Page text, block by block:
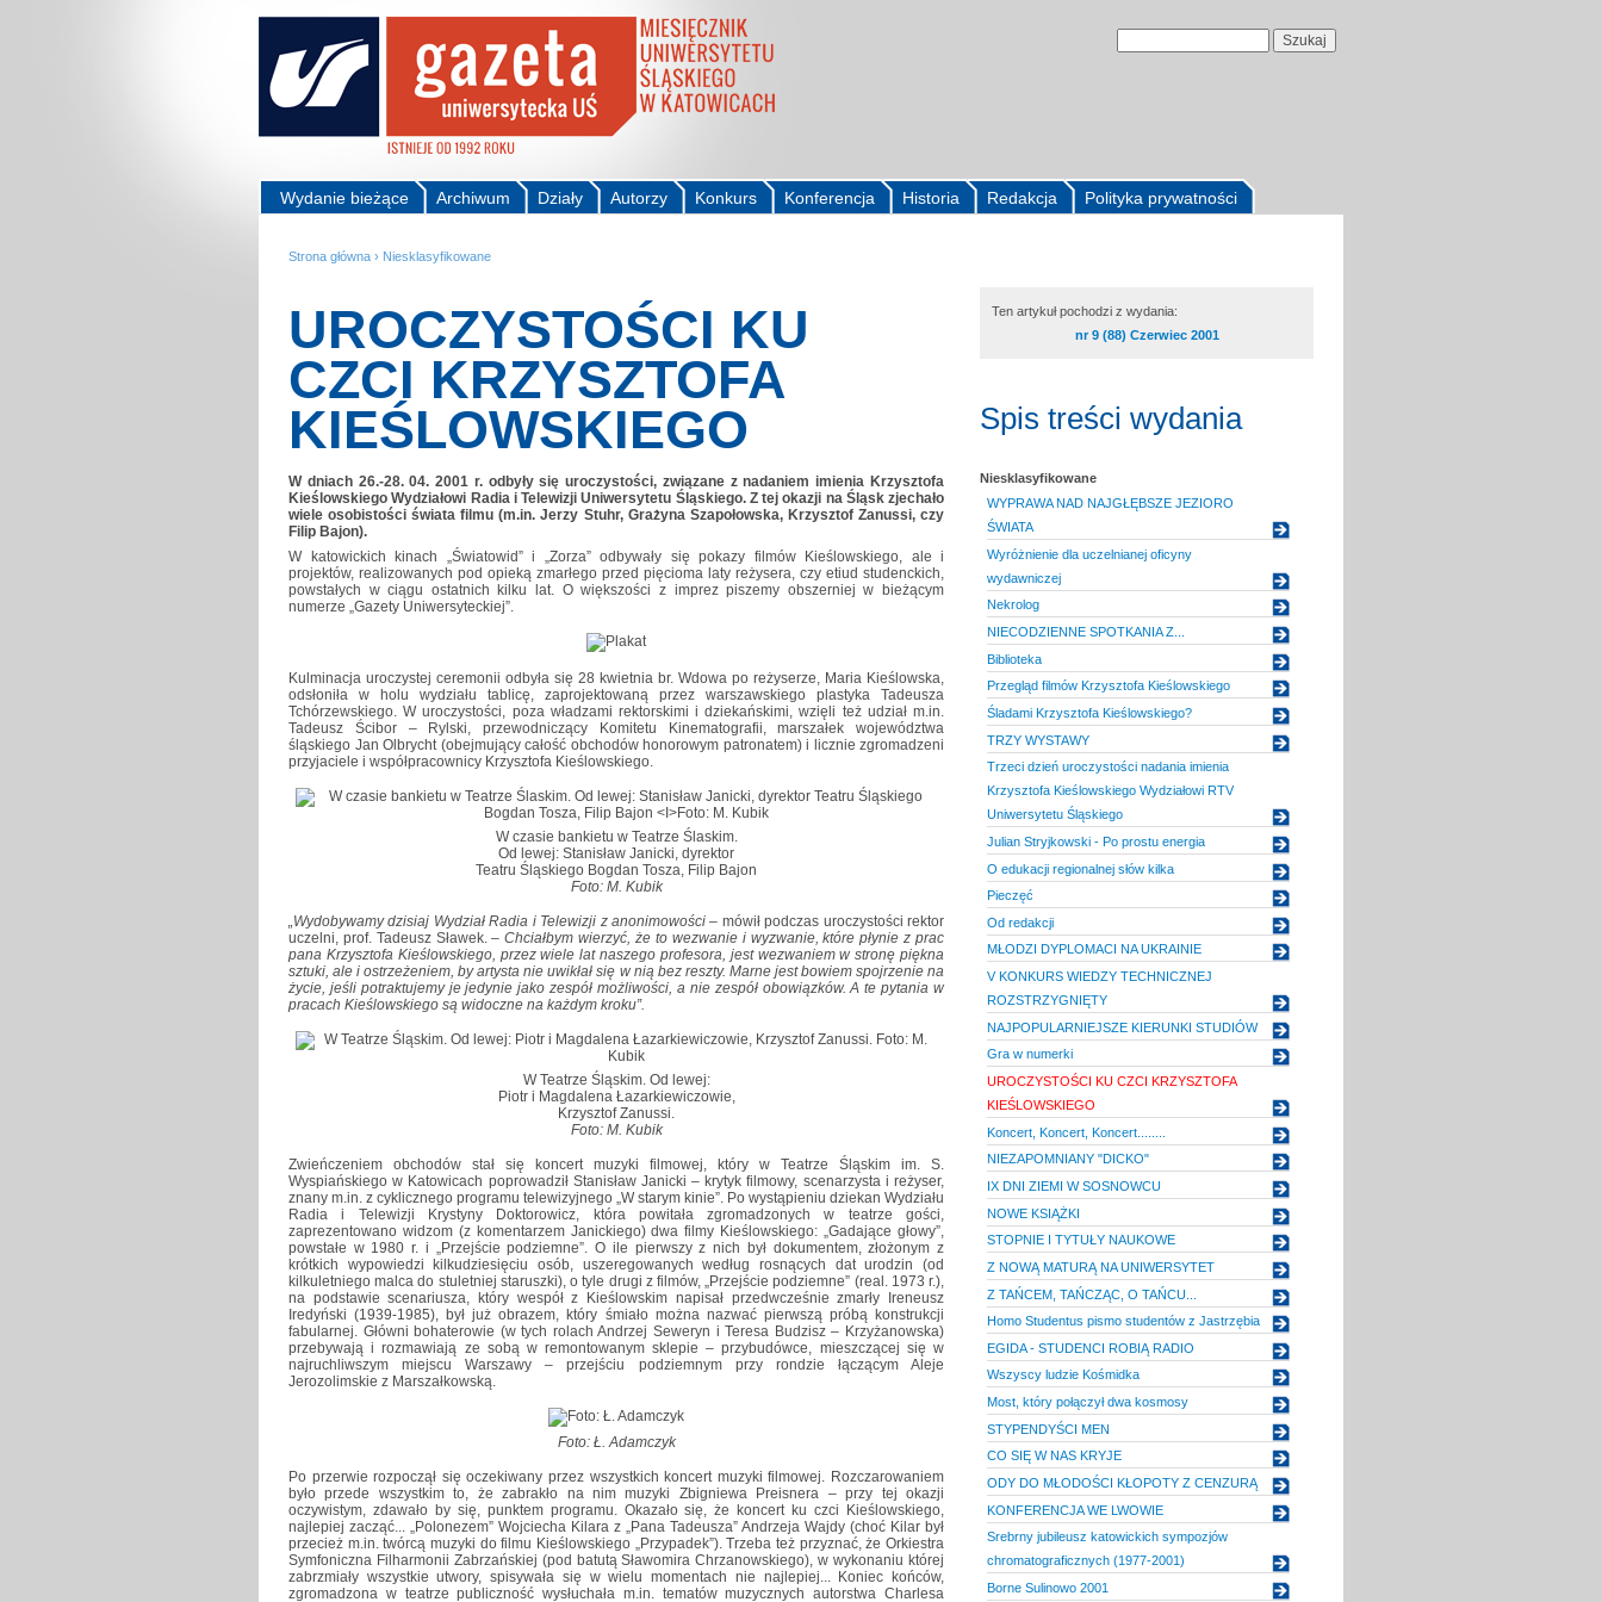
Polityka prywatności
Redakcja
Historia
Konferencja
Konkurs
Autorzy
Działy
Archiwum
Wydanie bieżące
Strona główna › Niesklasyfikowane
UROCZYSTOŚCI KU
CZCI KRZYSZTOFA
KIEŚLOWSKIEGO
W dniach 26.-28. 04. 2001 r. odbyły się uroczystości, związane z nadaniem imienia Krzysztofa
Kieślowskiego Wydziałowi Radia i Telewizji Uniwersytetu Śląskiego. Z tej okazji na Śląsk zjechało
wiele osobistości świata filmu (m.in. Jerzy Stuhr, Grażyna Szapołowska, Krzysztof Zanussi, czy
Filip Bajon).
W katowickich kinach „Światowid” i „Zorza” odbywały się pokazy filmów Kieślowskiego, ale i
projektów, realizowanych pod opieką zmarłego przed pięcioma laty reżysera, czy etiud studenckich,
powstałych w ciągu ostatnich kilku lat. O większości z imprez piszemy obszerniej w bieżącym
numerze „Gazety Uniwersyteckiej”.
Kulminacja uroczystej ceremonii odbyła się 28 kwietnia br. Wdowa po reżyserze, Maria Kieślowska,
odsłoniła w holu wydziału tablicę, zaprojektowaną przez warszawskiego plastyka Tadeusza
Tchórzewskiego. W uroczystości, poza władzami rektorskimi i dziekańskimi, wzięli też udział m.in.
Tadeusz Ścibor – Rylski, przewodniczący Komitetu Kinematografii, marszałek województwa
śląskiego Jan Olbrycht (obejmujący całość obchodów honorowym patronatem) i licznie zgromadzeni
przyjaciele i współpracownicy Krzysztofa Kieślowskiego.
W czasie bankietu w Teatrze Ślaskim.
Od lewej: Stanisław Janicki, dyrektor
Teatru Śląskiego Bogdan Tosza, Filip Bajon
Foto: M. Kubik
„Wydobywamy dzisiaj Wydział Radia i Telewizji z anonimowości– mówił podczas uroczystości rektor
uczelni, prof. Tadeusz Sławek.– Chciałbym wierzyć, że to wezwanie i wyzwanie, które płynie z prac
pana Krzysztofa Kieślowskiego, przez wiele lat naszego profesora, jest wezwaniem w stronę piękna
sztuki, ale i ostrzeżeniem, by artysta nie uwikłał się w nią bez reszty. Marne jest bowiem spojrzenie na
życie, jeśli potraktujemy je jedynie jako zespół możliwości, a nie zespół obowiązków. A te pytania w
pracach Kieślowskiego są widoczne na każdym kroku”.
W Teatrze Śląskim. Od lewej:
Piotr i Magdalena Łazarkiewiczowie,
Krzysztof Zanussi.
Foto: M. Kubik
Zwieńczeniem obchodów stał się koncert muzyki filmowej, który w Teatrze Śląskim im. S.
Wyspiańskiego w Katowicach poprowadził Stanisław Janicki – krytyk filmowy, scenarzysta i reżyser,
znany m.in. z cyklicznego programu telewizyjnego „W starym kinie”. Po wystąpieniu dziekan Wydziału
Radia i Telewizji Krystyny Doktorowicz, która powitała zgromadzonych w teatrze gości,
zaprezentowano widzom (z komentarzem Janickiego) dwa filmy Kieślowskiego: „Gadające głowy”,
powstałe w 1980 r. i „Przejście podziemne”. O ile pierwszy z nich był dokumentem, złożonym z
krótkich wypowiedzi kilkudziesięciu osób, uszeregowanych według rosnących dat urodzin (od
kilkuletniego malca do stuletniej staruszki), o tyle drugi z filmów, „Przejście podziemne” (real. 1973 r.),
na podstawie scenariusza, który wespół z Kieślowskim napisał przedwcześnie zmarły Ireneusz
Iredyński (1939-1985), był już obrazem, który śmiało można nazwać pierwszą próbą konstrukcji
fabularnej. Główni bohaterowie (w tych rolach Andrzej Seweryn i Teresa Budzisz – Krzyżanowska)
przebywają i rozmawiają ze sobą w remontowanym sklepie – przybudówce, mieszczącej się w
najruchliwszym miejscu Warszawy – przejściu podziemnym przy rondzie łączącym Aleje
Jerozolimskie z Marszałkowską.
Foto: Ł. Adamczyk
Po przerwie rozpoczął się oczekiwany przez wszystkich koncert muzyki filmowej. Rozczarowaniem
było przede wszystkim to, że zabrakło na nim muzyki Zbigniewa Preisnera – przy tej okazji
oczywistym, zdawało by się, punktem programu. Okazało się, że koncert ku czci Kieślowskiego,
najlepiej zacząć... „Polonezem” Wojciecha Kilara z „Pana Tadeusza” Andrzeja Wajdy (choć Kilar był
przecież m.in. twórcą muzyki do filmu Kieślowskiego „Przypadek”). Trzeba też przyznać, że Orkiestra
Symfoniczna Filharmonii Zabrzańskiej (pod batutą Sławomira Chrzanowskiego), w wykonaniu której
zabrzmiały wszystkie utwory, spisywała się w wielu momentach nie najlepiej... Koniec końców,
zgromadzona w teatrze publiczność wysłuchała m.in. tematów muzycznych autorstwa Charlesa
Ten artykuł pochodzi z wydania:
nr 9 (88) Czerwiec 2001
Spis treści wydania
Niesklasyfikowane
WYPRAWA NAD NAJGŁĘBSZE JEZIORO
ŚWIATA
Wyróżnienie dla uczelnianej oficyny
wydawniczej
Nekrolog
NIECODZIENNE SPOTKANIA Z...
Biblioteka
Przegląd filmów Krzysztofa Kieślowskiego
Śladami Krzysztofa Kieślowskiego?
TRZY WYSTAWY
Trzeci dzień uroczystości nadania imienia
Krzysztofa Kieślowskiego Wydziałowi RTV
Uniwersytetu Śląskiego
Julian Stryjkowski - Po prostu energia
O edukacji regionalnej słów kilka
Pieczęć
Od redakcji
MŁODZI DYPLOMACI NA UKRAINIE
V KONKURS WIEDZY TECHNICZNEJ
ROZSTRZYGNIĘTY
NAJPOPULARNIEJSZE KIERUNKI STUDIÓW
Gra w numerki
UROCZYSTOŚCI KU CZCI KRZYSZTOFA
KIEŚLOWSKIEGO
Koncert, Koncert, Koncert........
NIEZAPOMNIANY "DICKO"
IX DNI ZIEMI W SOSNOWCU
NOWE KSIĄŻKI
STOPNIE I TYTUŁY NAUKOWE
Z NOWĄ MATURĄ NA UNIWERSYTET
Z TAŃCEM, TAŃCZĄC, O TAŃCU...
Homo Studentus pismo studentów z Jastrzębia
EGIDA - STUDENCI ROBIĄ RADIO
Wszyscy ludzie Kośmidka
Most, który połączył dwa kosmosy
STYPENDYŚCI MEN
CO SIĘ W NAS KRYJE
ODY DO MŁODOŚCI KŁOPOTY Z CENZURĄ
KONFERENCJA WE LWOWIE
Srebrny jubileusz katowickich sympozjów
chromatograficznych (1977-2001)
Borne Sulinowo 2001